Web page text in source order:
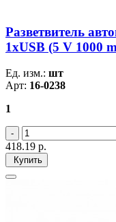
Разветвитель
1хUSB (5 V 1000
Ед. изм.: шт
Арт: 16-0238
1
418.19 р.
Купить